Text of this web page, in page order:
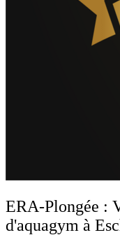
ERA-Plongée :
d'aquagym à